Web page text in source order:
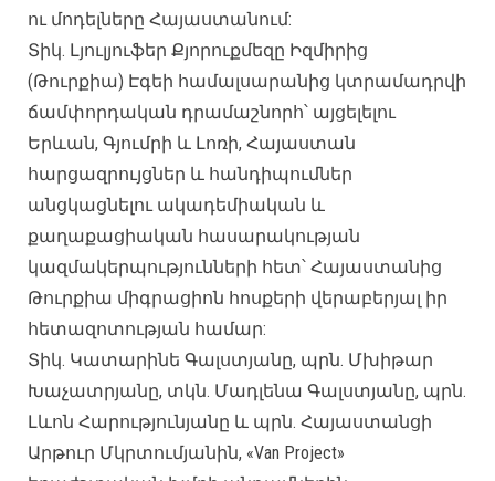
ու մոդելները Հայաստանում:
Տիկ. Լյուլյուֆեր Քյորուքմեզը Իզմիրից
(Թուրքիա) Էգեի համալսարանից կտրամադրվի
ճամփորդական դրամաշնորհ՝ այցելելու
Երևան, Գյումրի և Լոռի, Հայաստան
հարցազրույցներ և հանդիպումներ
անցկացնելու ակադեմիական և
քաղաքացիական հասարակության
կազմակերպությունների հետ՝ Հայաստանից
Թուրքիա միգրացիոն հոսքերի վերաբերյալ իր
հետազոտության համար:
Տիկ. Կատարինե Գալստյանը, պրն. Մխիթար
Խաչատրյանը, տկն. Մադլենա Գալստյանը, պրն.
Լևոն Հարությունյանը և պրն. Հայաստանցի
Արթուր Մկրտումյանին, «Van Project»